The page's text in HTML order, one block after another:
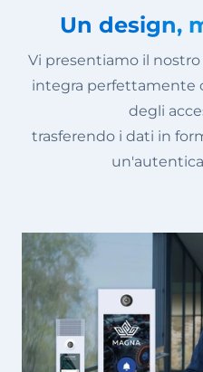
Un design,
Vi presentiamo il
integra perfettamente
degli
trasferendo i dati in